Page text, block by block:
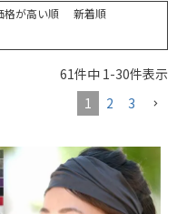
格が高い順
新着順
61件中 1-30件表示
1
2 3